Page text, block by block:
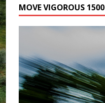
MOVE VIGOROUS 1500